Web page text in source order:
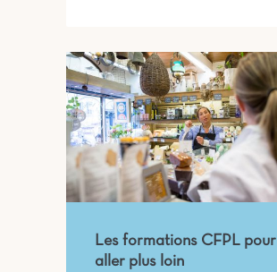
Les formations CFPL pour
aller plus loin